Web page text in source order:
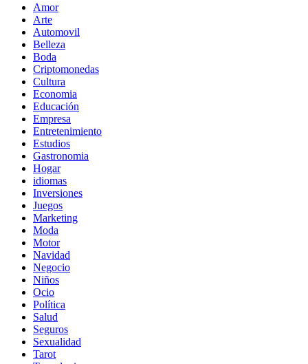
Amor
Arte
Automovil
Belleza
Boda
Criptomonedas
Cultura
Economia
Educación
Empresa
Entretenimiento
Estudios
Gastronomia
Hogar
idiomas
Inversiones
Juegos
Marketing
Moda
Motor
Navidad
Negocio
Niños
Ocio
Política
Salud
Seguros
Sexualidad
Tarot